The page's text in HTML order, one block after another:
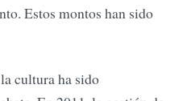
Estos montos han sido
cultura ha sido